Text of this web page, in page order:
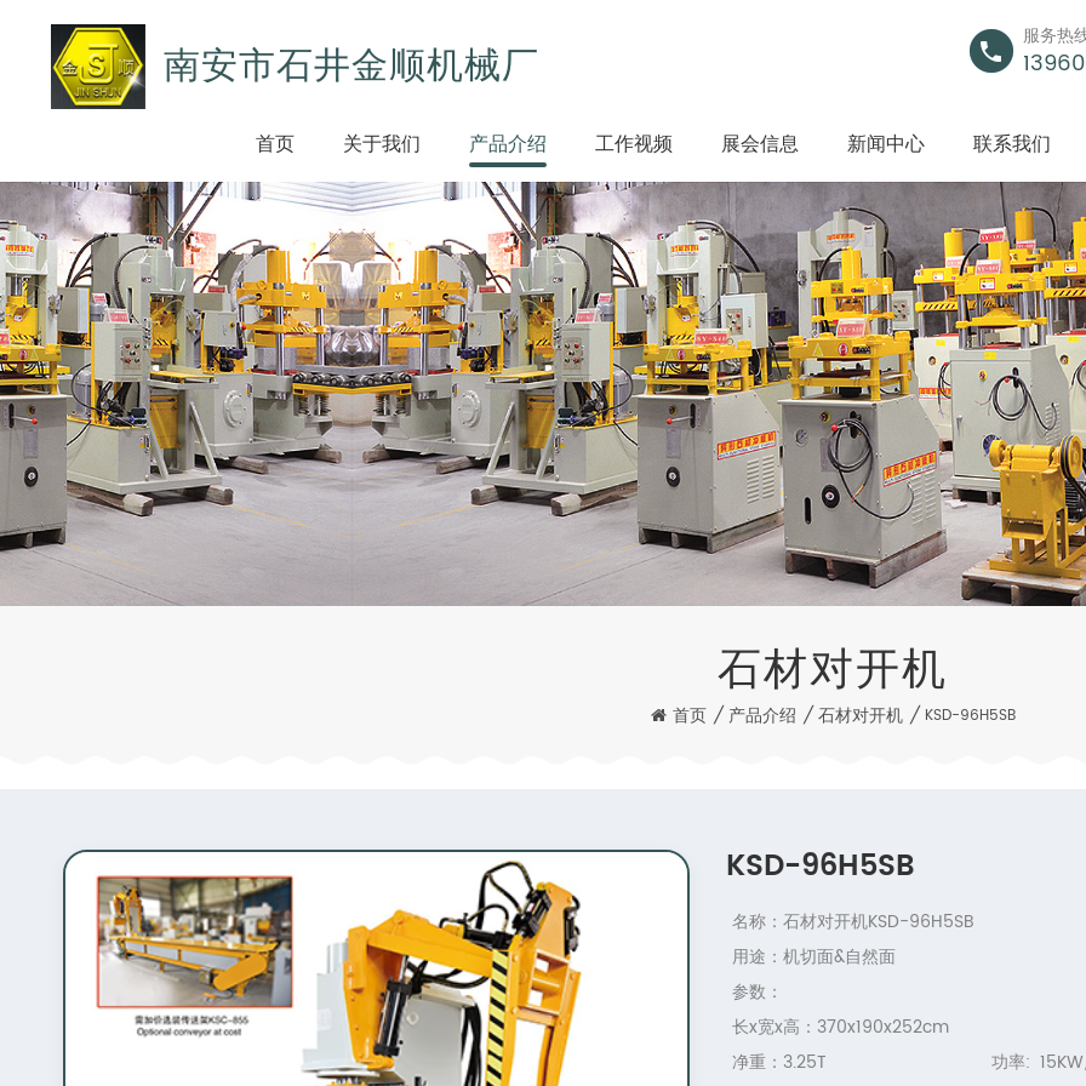
南安市石井金顺机械厂
服务热
首页 关于我们 产品介绍 工作视频 展会信息 新闻中心 联系我们
石材对开机
首页 / 产品介绍 / 石材对开机 / KSD-96H5SB
KSD-96H5SB
名称：石材对开机KSD-96H5SB
用途：机切面&自然面
参数：
长x宽x高：370x190x252cm
净重：3.25T 功率: 15KW/